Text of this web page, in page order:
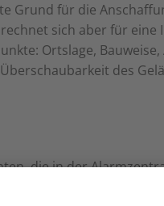
Grund für die
sich aber für eine
Ortslage,
des
die in der
wird zwischen